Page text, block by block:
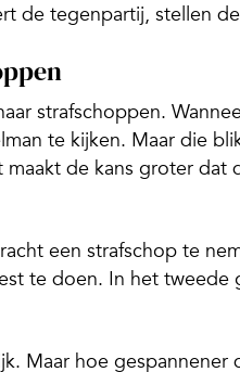
de tegenpartij, stellen
strafschoppen.
te kijken. Maar die
de kans groter dat
een strafschop te
te doen. In het tweede
Maar hoe gespannener